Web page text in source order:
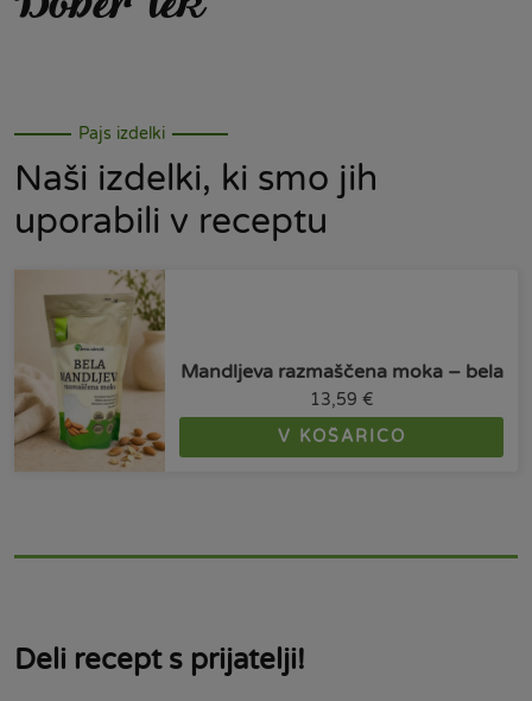
Pajs izdelki
Naši izdelki, ki smo jih
uporabili v receptu
Mandljeva razmaščena moka – bela
13,59 €
V KOŠARICO
Deli recept s prijatelji!